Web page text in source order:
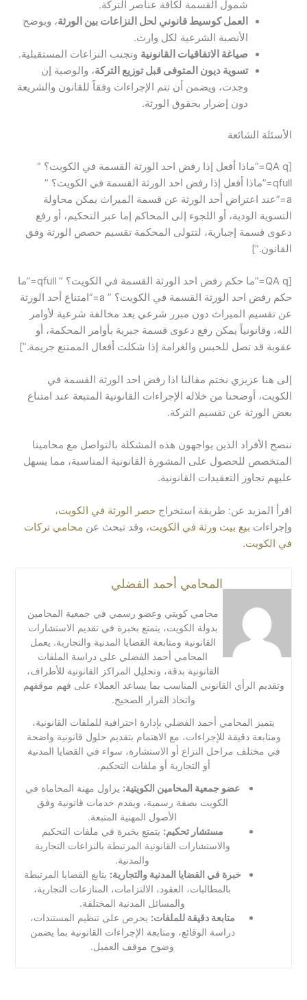
شمول القسمة لكافة عناصر التركة.
العمل كوسيط قانوني لحل النزاعات بين الورثة، ويوضح
الأنصبة الشرعية لكل وارث.
صياغة الاتفاقيات القانونية وتجنب النزاعات المستقبلية.
تسوية ديون المتوفى قبل توزيع التركة، والوصية إن
وجدت، ويضمن أن تتم الإجراءات وفقاً للقانون والشريعة
دون إضرار بحقوق الورثة.
الأسئلة الشائعة
[QA q=”ماذا أفعل إذا رفض احد الورثة القسمة في الكويت؟ ”
qfull=”ماذا أفعل إذا رفض احد الورثة القسمة في الكويت؟ ”
a=”عند اعتراض أحد الورثة عن قسمة الميراث يمكن محاولة
التسوية الودية، أو اللجوء إلى المحاكم إما عبر التحكيم، أو رفع
دعوى قسمة إجبارية، لتتولى المحكمة تقسيم حصص الورثة وفق
القانون.”]
[QA q=”ما حكم رفض احد الورثة القسمة في الكويت؟ ” qfull=”ما
حكم رفض احد الورثة القسمة في الكويت؟ ” a=”امتناع أحد الورثة
عن تقسيم الميراث دون مبرر شرعي يعد مخالفة شرعية لأوامر
الله، وقانونياً يمكن رفع دعوى قسمة جبرية بأوامر المحكمة، أو
عقوبة قد تصل للحبس والغرامة إذا شكلت أفعال الممتنع جريمة.”]
إلى هنا عزيزي نختم مقالنا اذا رفض احد الورثة القسمة في
الكويت، أوضحنا من خلاله الإجراءات القانونية المتبعة عند امتناع
بعض الورثة عن تقسيم التركة.
ننصح الأفراد الذين يواجهون هذه المشكلة بالتواصل مع محامينا
المتخصص للحصول على المشورة القانونية المناسبة، مما يسهل
عليهم تجاوز التعقيدات القانونية.
اقرأ المزيد عن: طريقة استخراج حصر الورثة في الكويت،
وإجراءات بيع بيت ورثة في الكويت، وقد تبحث عن محامي تركات
في الكويت.
المحامي أحمد الفضلي
محامي كويتي وعضو رسمي في جمعية المحامين
بدولة الكويت، يتمتع بخبرة في تقديم الاستشارات
القانونية ومتابعة القضايا المدنية والتجارية. يعمل
المحامي أحمد الفضلي على دراسة الملفات
القانونية بدقة، وتحليل المراكز القانونية للأطراف،
وتقديم الرأي القانوني المناسب بما يساعد العملاء على فهم موقفهم
واتخاذ القرار الصحيح.
يتميز المحامي أحمد الفضلي بإدارة احترافية للملفات القانونية،
ومتابعة دقيقة للإجراءات، مع الاهتمام بتقديم حلول قانونية واضحة
في مختلف مراحل النزاع أو الاستشارة، سواء في القضايا المدنية
أو التجارية أو ملفات التحكيم.
عضو جمعية المحامين الكويتية: يزاول مهنة المحاماة في
الكويت بصفة رسمية، ويقدم خدمات قانونية وفق
الأصول المهنية المتبعة.
مستشار تحكيم: يتمتع بخبرة في ملفات التحكيم
والاستشارات القانونية المرتبطة بالنزاعات التجارية
والمدنية.
خبرة في القضايا المدنية والتجارية: يتابع القضايا المرتبطة
بالمطالبات، العقود، الالتزامات، المنازعات التجارية،
والمسائل المدنية المختلفة.
متابعة دقيقة للملفات: يحرص على تنظيم المستندات،
دراسة الوقائع، ومتابعة الإجراءات القانونية بما يضمن
وضوح موقف العميل.